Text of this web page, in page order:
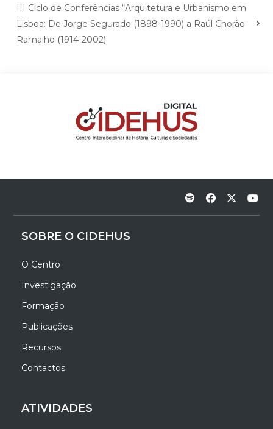
III Ciclo de Conferências “Arquitetura e Urbanismo em
Lisboa: De Jorge Segurado (1898-1990) a Raúl Chorão
Ramalho (1914-2002)
SOBRE O CIDEHUS
O Centro
Investigação
Formação
Publicações
Recursos
Contactos
ATIVIDADES